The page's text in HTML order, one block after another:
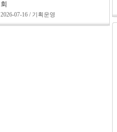
회
2026-07-16 / 기획운영